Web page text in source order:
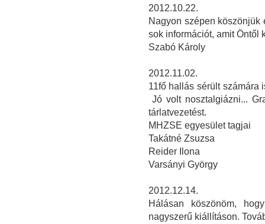
2012.10.22.
Nagyon szépen
sok információt, amit
Szabó Károly
2012.11.02.
11fő hallás sérült számára
Jó volt nosztalgiázni...
tárlatvezetést.
MHZSE egyesület tagjai
Takátné Zsuzsa
Reider Ilona
Varsányi György
2012.12.14.
Hálásan köszönöm,
nagyszerű kiállításon.